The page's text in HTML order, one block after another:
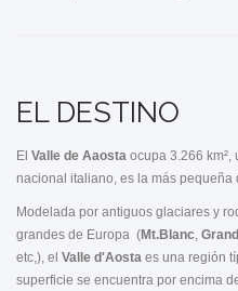
EL DESTINO
El Valle de Aaosta ocupa 3.266 km²,
nacional italiano, es la más pequeña
Modelada por antiguos glaciares y
grandes de Europa (Mt.Blanc,
etc,), el Valle d'Aosta es una región
superficie se encuentra por encima